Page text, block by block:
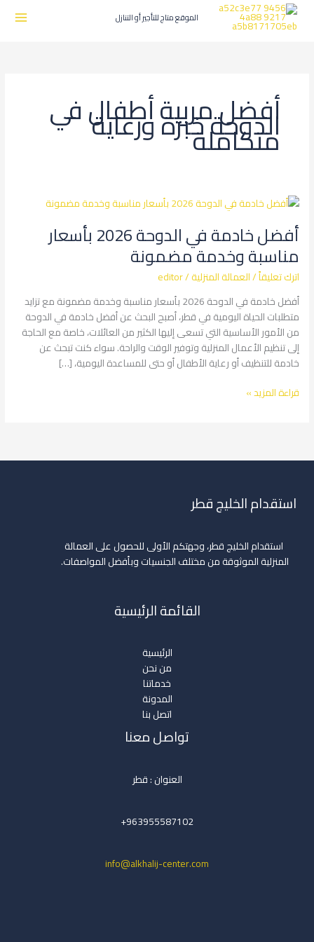
الموقع متاج للتأجير أو التنازل
أفضل مربية أطفال في
الدوحة خبرة ورعاية
متكاملة
أفضل خادمة في الدوحة 2026 بأسعار
مناسبة وخدمة مضمونة
اترك تعليقاً/العمالة المنزلية/
editor
أفضل خادمة في الدوحة 2026 بأسعار مناسبة وخدمة مضمونة مع تزايد
متطلبات الحياة اليومية في قطر، أصبح البحث عن أفضل خادمة في الدوحة
من الأمور الأساسية التي تسعى إليها الكثير من العائلات، خاصة مع الحاجة
إلى تنظيم الأعمال المنزلية وتوفير الوقت والراحة. سواء كنت تبحث عن
خادمة للتنظيف أو رعاية الأطفال أو حتى للمساعدة اليومية، […]
أفضل
في
الدوحة
2026
بأسعار
مناسبة
وخدمة
مضمونة
قراءة المزيد »
استقدام الخليج قطر
استقدام الخليج قطر، وجهتكم الأولى للحصول على العمالة
المنزلية الموثوقة من مختلف الجنسيات وبأفضل المواصفات.
القائمة الرئيسية
الرئيسية
من نحن
خدماتنا
المدونة
اتصل بنا
تواصل معنا
العنوان : قطر
963955587102+
info@alkhalij-center.com